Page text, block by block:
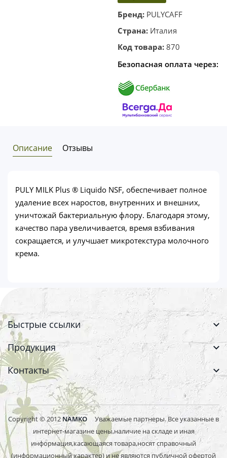
корзину
в один
клик
Бренд: PULYCAFF
Страна: Италия
Код товара: 870
Безопасная оплата через:
Описание Отзывы
PULY MILK Plus ® Liquido NSF, обеспечивает полное
удаление всех наростов, внутренних и внешних,
уничтожай бактериальную флору. Благодаря этому,
качество пара увеличивается, время взбивания
сокращается, и улучшает микротекстура молочного
крема.
Быстрые ссылки
Продукция
Контакты
Copyright © 2012 NAMKO Уважаемые партнеры. Все указанные в
интернет-магазине цены,наличие на складе и иная
информация,касающаяся товара,носят справочный
(информационный характер) и не являются публичной офертой